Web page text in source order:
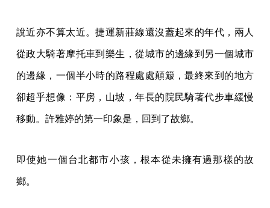
說近亦不算太近。捷運新莊線還沒蓋起來的年代，兩人
從政大騎著摩托車到樂生，從城市的邊緣到另一個城市
的邊緣，一個半小時的路程處處顛簸，最終來到的地方
卻超乎想像：平房，山坡，年長的院民騎著代步車緩慢
移動。許雅婷的第一印象是，回到了故鄉。
即使她一個台北都市小孩，根本從未擁有過那樣的故
鄉。